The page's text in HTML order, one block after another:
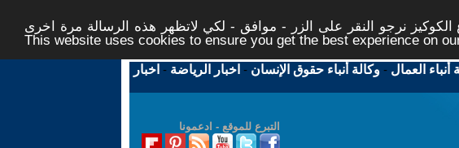
نرجو النقر على الزر - موافق - لكي لاتظهر هذه الرسالة مرة اخرى -
This website uses cookies to ensure you get the best experience on
أنباء العمال -وكالة أنباء حقوق الإنسان - اخبار الرياضة - اخبار
التبرع للموقع - ادعمونا